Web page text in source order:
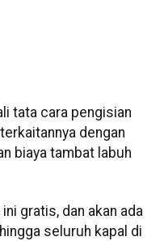
tata cara pengisian
dengan
biaya tambat labuh
gratis, dan akan ada
seluruh kapal di